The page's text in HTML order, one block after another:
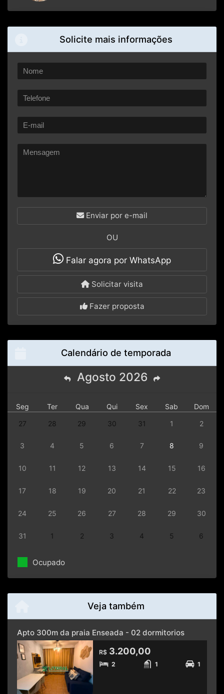
Solicite mais informações
Enviar por e-mail
OU
Falar agora por WhatsApp
Solicitar visita
Fazer proposta
Calendário de temporada
Agosto 2026
Seg Ter Qua Qui Sex Sab
Dom
27
28 29 30 31 1 2
3 4 5 6 7 8 9
10 11 12 13 14 15 16
17 18 19 20 21 22 23
24 25 26 27 28 29 30
31 1 2 3 4 5 6
Ocupado
Veja também
Apto 300m da praia Enseada - 02 dormitorios
R$ 3.200,00
2 1 1